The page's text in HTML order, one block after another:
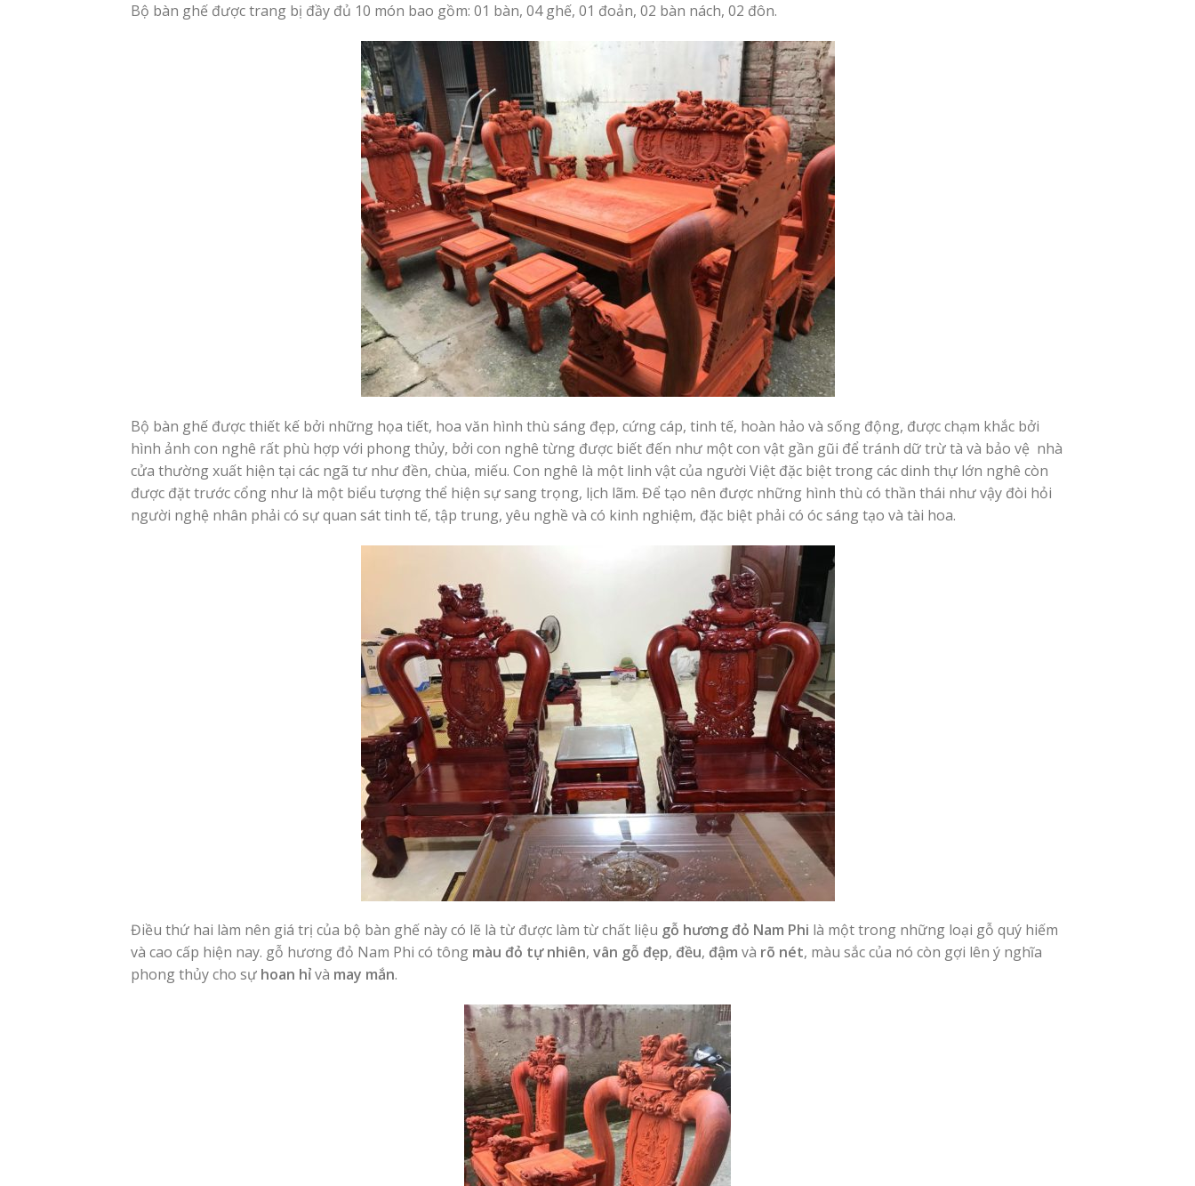
Bộ bàn ghế được trang bị đầy đủ 10 món bao gồm: 01 bàn, 04 ghế, 01 đoản, 02 bàn nách, 02 đôn.
Bộ bàn ghế được thiết kế bởi những họa tiết, hoa văn hình thù sáng đẹp, cứng cáp, tinh tế, hoàn hảo và sống động, được chạm khắc bởi
hình ảnh con nghê rất phù hợp với phong thủy, bởi con nghê từng được biết đến như một con vật gần gũi để tránh dữ trừ tà và bảo vệ nhà
cửa thường xuất hiện tại các ngã tư như đền, chùa, miếu. Con nghê là một linh vật của người Việt đặc biệt trong các dinh thự lớn nghê còn
được đặt trước cổng như là một biểu tượng thể hiện sự sang trọng, lịch lãm. Để tạo nên được những hình thù có thần thái như vậy đòi hỏi
người nghệ nhân phải có sự quan sát tinh tế, tập trung, yêu nghề và có kinh nghiệm, đặc biệt phải có óc sáng tạo và tài hoa.
Điều thứ hai làm nên giá trị của bộ bàn ghế này có lẽ là từ được làm từ chất liệu gỗ hương đỏ Nam Phi là một trong những loại gỗ quý hiếm
và cao cấp hiện nay. gỗ hương đỏ Nam Phi có tông màu đỏ tự nhiên, vân gỗ đẹp, đều, đậm và rõ nét, màu sắc của nó còn gợi lên ý nghĩa
phong thủy cho sự hoan hỉvà may mắn.